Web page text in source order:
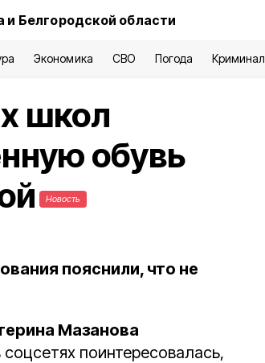
и Белгородской области
Экономика СВО Погода Криминал
школ
обувь
Новость
пояснили, что не
Мазанова
поинтересовалась,